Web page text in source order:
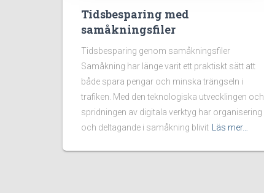
Tidsbesparing med
samåkningsfiler
Tidsbesparing genom samåkningsfiler
Samåkning har länge varit ett praktiskt sätt att
både spara pengar och minska trängseln i
trafiken. Med den teknologiska utvecklingen och
spridningen av digitala verktyg har organisering
och deltagande i samåkning blivit
Läs mer…